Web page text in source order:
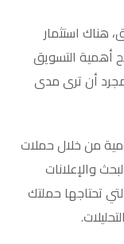
هناك استثمار
أهمية التسويق
أن ترى مدى
من خلال حملات
والإعلانات
تحتاجها حملتك